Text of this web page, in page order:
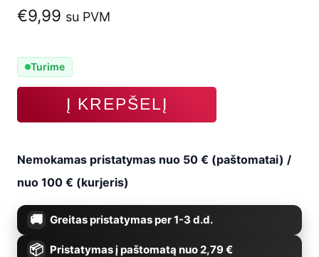
€9,99 su PVM
Turime
produkto
kiekis:
Į KREPŠELĮ
Nemokamas pristatymas nuo 50 € (paštomatai) /
nuo 100 € (kurjeris)
Greitas pristatymas per 1-3 d.d.
Pristatymas į paštomatą nuo 2,79 €